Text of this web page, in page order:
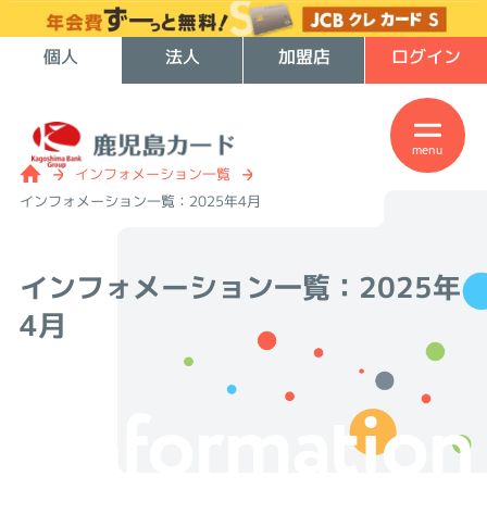
個人 法人 加盟店 ログイン
menu
インフォメーション一覧
インフォメーション一覧：2025年4月
Information
インフォメーション一覧： 2025年
4月